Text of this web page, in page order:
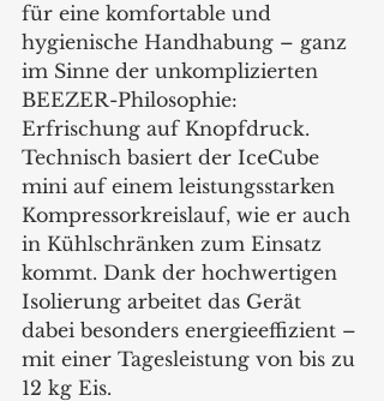
für eine komfortable und
hygienische Handhabung – ganz
im Sinne der unkomplizierten
BEEZER-Philosophie:
Erfrischung auf Knopfdruck.
Technisch basiert der IceCube
mini auf einem leistungsstarken
Kompressorkreislauf, wie er auch
in Kühlschränken zum Einsatz
kommt. Dank der hochwertigen
Isolierung arbeitet das Gerät
dabei besonders energieeffizient –
mit einer Tagesleistung von bis zu
12 kg Eis.